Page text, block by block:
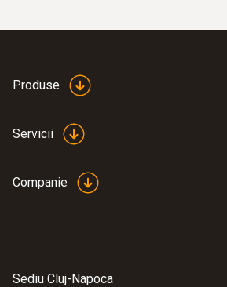
Produse
Servicii
Companie
Sediu Cluj-Napoca